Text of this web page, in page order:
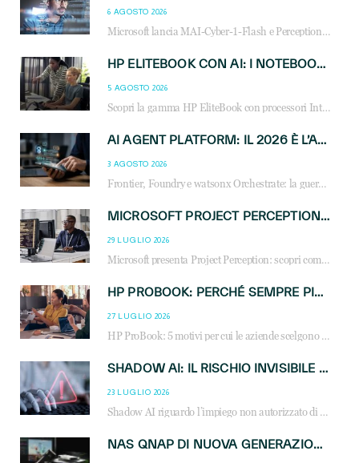
6 AGOSTO 2026
Microsoft lancia MAI-Cyber-1-Flash e Perception: cybersecurity agentica in preview dal 3 novembre. Cosa cambia per MSP, system integrator e reseller.
HP ELITEBOOK CON AI: I NOTEBOOK BUSINESS INTELLIGENTI CHE TRASFORMANO PRODUTTIVITÀ, SICUREZZA E LAVORO IBRIDO
5 AGOSTO 2026
Scopri la gamma HP EliteBook con processori Intel® Core™ Ultra e AMD Ryzen™ AI. Notebook business progettati per aumentare la produttività, migliorare la collaborazione e garantire sicurezza avanzata in ufficio e in mobilità.
AI AGENT PLATFORM: IL 2026 È L’ANNO DEL «SISTEMA OPERATIVO» PER GLI AGENTI AZIENDALI
3 AGOSTO 2026
Frontier, Foundry e watsonx Orchestrate: la guerra delle piattaforme AI agent ridisegna il mercato IT. Cosa cambia per reseller, MSP e system integrator.
MICROSOFT PROJECT PERCEPTION: COME GLI AGENTI AI CAMBIERANNO SOC, CYBERSECURITY E SERVIZI MSP
29 LUGLIO 2026
Microsoft presenta Project Perception: scopri come gli agenti AI possono trasformare cybersecurity, SOC e servizi gestiti degli MSP.
HP PROBOOK: PERCHÉ SEMPRE PIÙ AZIENDE SCELGONO NOTEBOOK PROGETTATI PER IL LAVORO MODERNO
27 LUGLIO 2026
HP ProBook: 5 motivi per cui le aziende scelgono i notebook business HP per migliorare produttività, sicurezza e gestione dell’AI.
SHADOW AI: IL RISCHIO INVISIBILE CHE LE AZIENDE POSSONO GOVERNARE
23 LUGLIO 2026
Shadow AI riguardo l’impiego non autorizzato di sistemi AI all’interno dell’azienda. E’ una pratica che si diffonde a partire dai dipendenti fino ai dirigenti e mette a repentaglio la cybersecurity, con costi più elevati per le organizzazioni. Due recenti report illustrano il fenomeno e forniscono dati in merito
NAS QNAP DI NUOVA GENERAZIONE: PIÙ PRESTAZIONI, SCALABILITÀ E PROTEZIONE DEI DATI PER LE INFRASTRUTTURE IT MODERNE